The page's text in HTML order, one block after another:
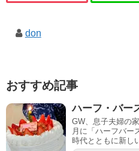
don
おすすめ記事
ハーフ・バー
GW、息子夫婦の
月に「ハーフバー
時代とともに新し